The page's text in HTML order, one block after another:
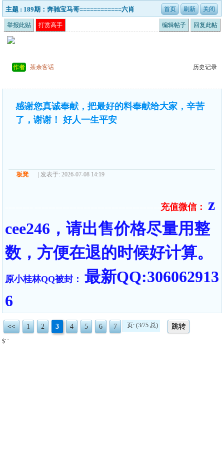
主题 : 189期：奔驰宝马哥============六肖
举报此贴 打赏高手 编辑帖子 回复此帖
作者 茶余客话 历史记录
感谢您真诚奉献，把最好的料奉献给大家，辛苦
了，谢谢！ 好人一生平安
板凳 | 发表于: 2026-07-08 14:19
充值微信：
z
cee246，请出售价格尽量用整
数，方便在退的时候好计算。
原小桂林QQ被封： 最新QQ:306062913
6
<< 1 2 3 4 5 6 7 页: (3/75 总) 跳转
$' '